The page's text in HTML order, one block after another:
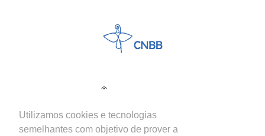
Utilizamos cookies e tecnologias
semelhantes com objetivo de prover a